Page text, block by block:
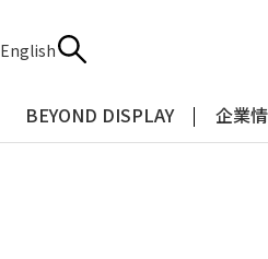
English
BEYOND DISPLAY 企業